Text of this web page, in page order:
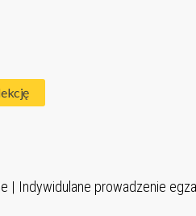
| Indywidulane prowadzenie